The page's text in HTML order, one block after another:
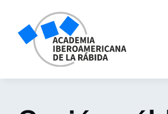
content